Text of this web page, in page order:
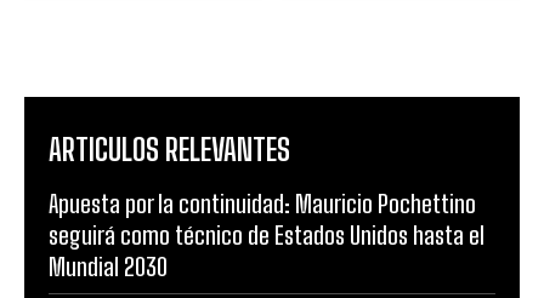
ARTICULOS RELEVANTES
Apuesta por la continuidad: Mauricio Pochettino
seguirá como técnico de Estados Unidos hasta el
Mundial 2030